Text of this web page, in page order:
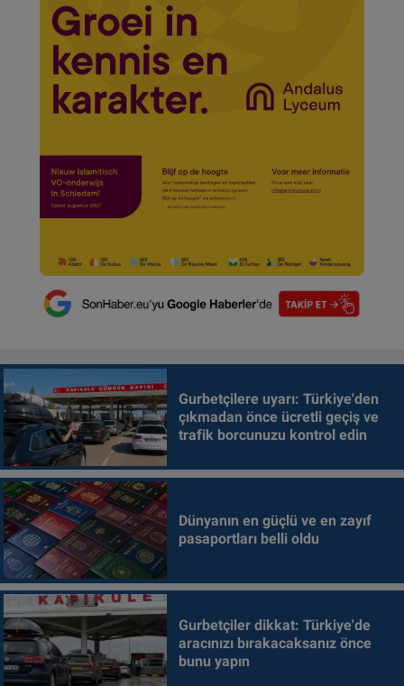
Gurbetçilere uyarı: Türkiye'den
çıkmadan önce ücretli geçiş ve
trafik borcunuzu kontrol edin
Dünyanın en güçlü ve en zayıf
pasaportları belli oldu
Gurbetçiler dikkat: Türkiye'de
aracınızı bırakacaksanız önce
bunu yapın